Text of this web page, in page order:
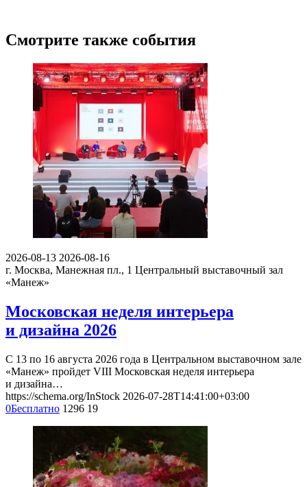
Смотрите также события
2026-08-13 2026-08-16
г. Москва, Манежная пл., 1 Центральный выставочный зал
«Манеж»
Московская неделя интерьера
и дизайна 2026
С 13 по 16 августа 2026 года в Центральном выставочном зале
«Манеж» пройдет VIII Московская неделя интерьера
и дизайна…
https://schema.org/InStock 2026-07-28T14:41:00+03:00
0Бесплатно 1296 19